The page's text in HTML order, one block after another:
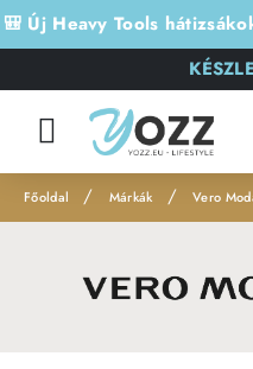
🎒 Új Heavy Tools
h
Márkák Vero